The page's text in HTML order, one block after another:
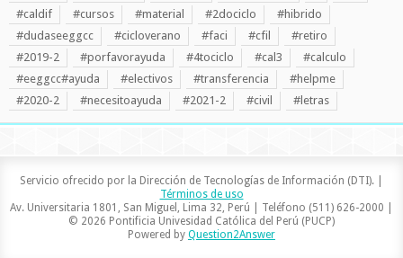
#caldif
#cursos #material #2dociclo
#hibrido
#dudaseeggcc
#cicloverano #faci #cfil
#retiro
#2019-2
#porfavorayuda #4tociclo #cal3
#calculo
#eeggcc#ayuda
#electivos #transferencia
#helpme
#2020-2
#necesitoayuda #2021-2 #civil #letras
Servicio ofrecido por la Dirección de Tecnologías de Información (DTI). |
Términos de uso
Av. Universitaria 1801, San Miguel, Lima 32, Perú | Teléfono (511) 626-2000 |
© 2026 Pontificia Univesidad Católica del Perú (PUCP)
Powered by Question2Answer